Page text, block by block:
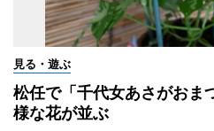
見る・遊ぶ
松任で「千代女あさがお
様な花が並ぶ